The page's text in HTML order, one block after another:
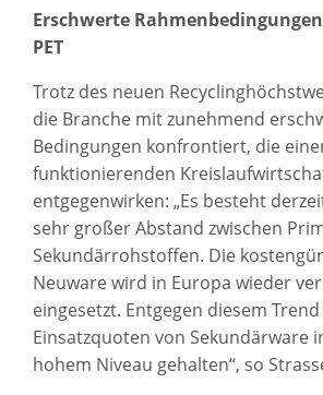
Erschwerte
PET
Trotz des neuen
die Branche mit zunehmend
Bedingungen konfrontiert, die
funktionierenden
entgegenwirken: „Es besteht
sehr großer Abstand zwischen
Sekundärrohstoffen. Die
Neuware wird in Europa wieder
eingesetzt. Entgegen diesem
Einsatzquoten von Sekundärware
hohem Niveau gehalten“, so